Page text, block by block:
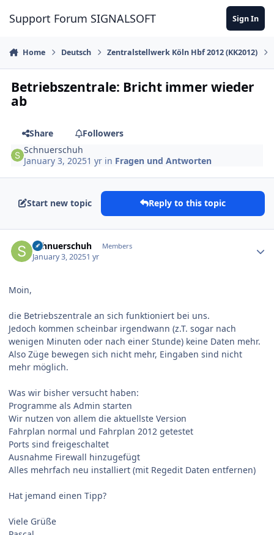
Support Forum SIGNALSOFT Sign In
Home Deutsch Zentralstellwerk Köln Hbf 2012 (KK2012)
Betriebszentrale: Bricht immer wieder
ab
Share
Followers
Schnuerschuh
January 3, 20251 yr in Fragen und Antworten
Start new topic Reply to this topic
Schnuerschuh Members
January 3, 20251 yr
Moin,
die Betriebszentrale an sich funktioniert bei uns.
Jedoch kommen scheinbar irgendwann (z.T. sogar nach
wenigen Minuten oder nach einer Stunde) keine Daten mehr.
Also Züge bewegen sich nicht mehr, Eingaben sind nicht
mehr möglich.
Was wir bisher versucht haben:
Programme als Admin starten
Wir nutzen von allem die aktuellste Version
Fahrplan normal und Fahrplan 2012 getestet
Ports sind freigeschaltet
Ausnahme Firewall hinzugefügt
Alles mehrfach neu installiert (mit Regedit Daten entfernen)
Hat jemand einen Tipp?
Viele Grüße